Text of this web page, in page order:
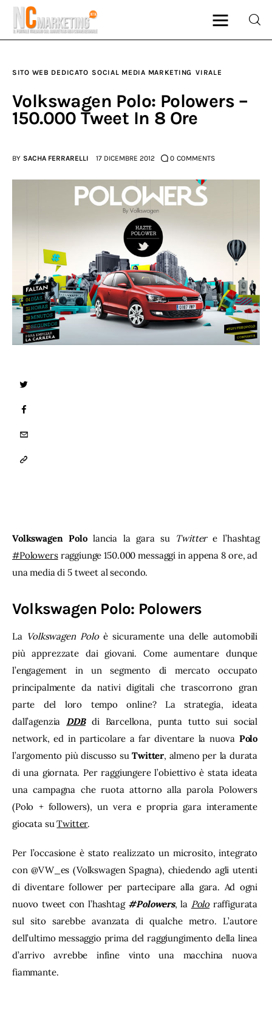
Rubriche
Glossario
SITO WEB DEDICATO SOCIAL MEDIA MARKETING VIRALE
Volkswagen Polo: Polowers –
150.000 Tweet In 8 Ore
BY SACHA FERRARELLI 17 DICEMBRE 2012 0 COMMENTS
TWITTER
FACEBOOK
EMAIL
COPY
Volkswagen Polo lancia la gara su Twitter e l’hashtag
#Polowers raggiunge 150.000 messaggi in appena 8 ore, ad
una media di 5 tweet al secondo.
Volkswagen Polo: Polowers
La Volkswagen Polo è sicuramente una delle automobili
più apprezzate dai giovani. Come aumentare dunque
l’engagement in un segmento di mercato occupato
principalmente da nativi digitali che trascorrono gran
parte del loro tempo online? La strategia, ideata
dall’agenzia DDB di Barcellona, punta tutto sui social
network, ed in particolare a far diventare la nuova Polo
l’argomento più discusso su Twitter, almeno per la durata
di una giornata. Per raggiungere l’obiettivo è stata ideata
una campagna che ruota attorno alla parola Polowers
(Polo + followers), un vera e propria gara interamente
giocata su Twitter.
Per l’occasione è stato realizzato un microsito, integrato
con @VW_es (Volkswagen Spagna), chiedendo agli utenti
di diventare follower per partecipare alla gara. Ad ogni
nuovo tweet con l’hashtag #Polowers, la Polo raffigurata
sul sito sarebbe avanzata di qualche metro. L’autore
dell’ultimo messaggio prima del raggiungimento della linea
d’arrivo avrebbe infine vinto una macchina nuova
fiammante.